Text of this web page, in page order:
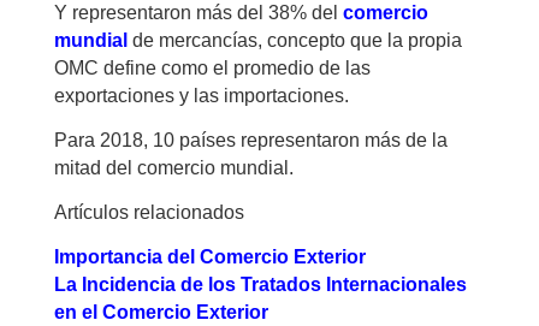
Y representaron más del 38% del comercio
mundial de mercancías, concepto que la propia
OMC define como el promedio de las
exportaciones y las importaciones.
Para 2018, 10 países representaron más de la
mitad del comercio mundial.
Artículos relacionados
Importancia del Comercio Exterior
La Incidencia de los Tratados Internacionales
en el Comercio Exterior